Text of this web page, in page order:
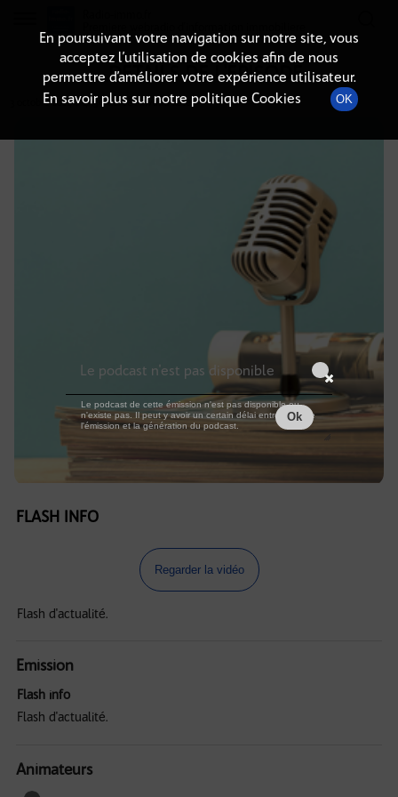
DÉTAILS DE L'ÉPISODE
3 octobre 2024à 4h59, durée : Invalid date
FLASH INFO
Regarder la vidéo
Flash d'actualité.
Emission
Flash info
Flash d'actualité.
Animateurs
En poursuivant votre navigation sur notre site, vous
acceptez l’utilisation de cookies afin de nous
permettre d’améliorer votre expérience utilisateur.
En savoir plus sur notre politique Cookies
OK
Le podcast n'est pas disponible
Le podcast de cette émission n'est pas disponible ou
n'existe pas. Il peut y avoir un certain délai entre la fin de
l'émission et la génération du podcast.
Ok